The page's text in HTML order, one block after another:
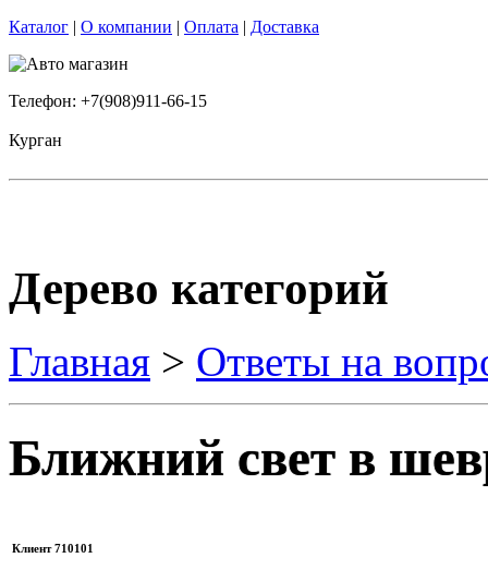
Каталог | О компании | Оплата | Доставка
Телефон: +7(908)911-66-15
Курган
Дерево категорий
Главная > Ответы на
Ближний свет в
Клиент 710101